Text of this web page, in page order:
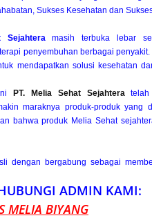
Sukses Kesehatan dan
Sejahtera masih terbuka lebar
penyembuhan berbagai
mendapatkan solusi kesehatan
PT. Melia Sehat Sejahtera telah
maraknya produk-produk yang
bahwa produk Melia Sehat
dengan bergabung sebagai
ADMIN KAMI:
MELIA BIYANG